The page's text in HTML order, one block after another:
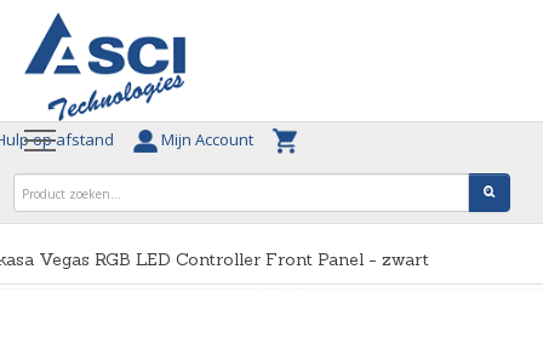
op afstand Mijn Account
Vegas RGB LED Controller Front Panel - zwart